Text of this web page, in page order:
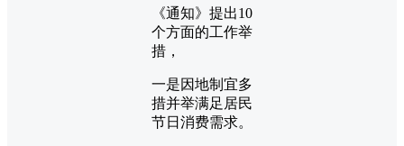
《通知》提出10
个方面的工作举
措，
一是因地制宜多
措并举满足居民
节日消费需求。